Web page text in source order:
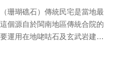
珊瑚礁石）傳統民宅是當地最
個源自於閩南地區傳統合院的
運用在地咾咕石及玄武岩建造
特色的民宅建築。澎湖獨特的